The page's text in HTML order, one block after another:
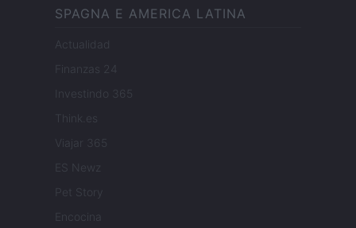
SPAGNA E AMERICA LATINA
Actualidad
Finanzas 24
Investindo 365
Think.es
Viajar 365
ES Newz
Pet Story
Encocina